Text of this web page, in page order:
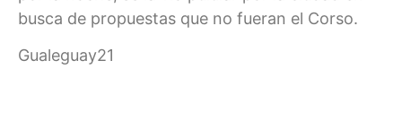
busca de propuestas que no fueran el Corso.
Gualeguay21